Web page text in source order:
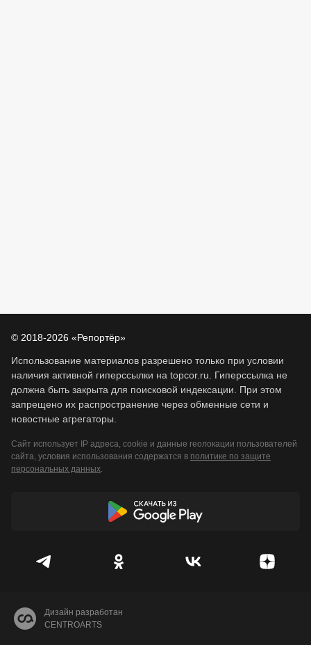
© 2018-2026 «Репортёр»
Использование материалов разрешено только при условии
наличия активной гиперссылки на topcor.ru. Гиперссылка не
должна быть закрыта для поисковой индексации. При этом
запрещено их распространение через обменные сети и
новостные агрегаторы.
Сайт использует IP адреса, cookie и данные геолокации пользователей
сайта, условия использования содержатся в политике по защите
персональных данных.
Дизайн разработан
CENTROARTS